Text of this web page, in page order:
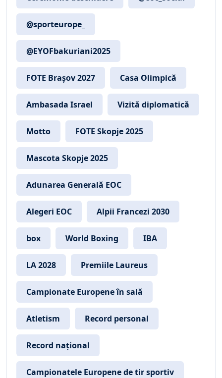
@sporteurope_
@EYOFbakuriani2025
FOTE Brașov 2027 Casa Olimpică
Ambasada Israel Vizită diplomatică
Motto FOTE Skopje 2025
Mascota Skopje 2025
Adunarea Generală EOC
Alegeri EOC Alpii Francezi 2030
box World Boxing IBA
LA 2028 Premiile Laureus
Campionate Europene în sală
Atletism Record personal
Record național
Campionatele Europene de tir sportiv